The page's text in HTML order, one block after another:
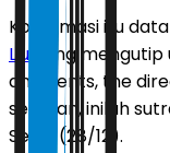
Konfirmasi itu
Liu yang mengutip
and gents, the
sekalian, inilah
Senin (28/12).